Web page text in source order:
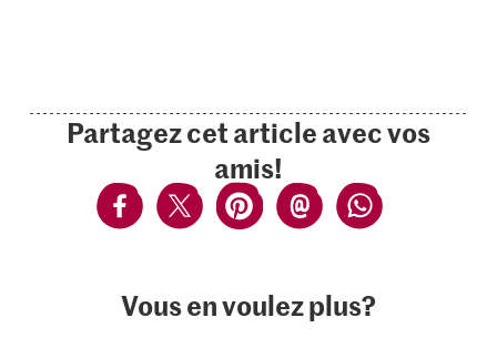
Partagez cet article avec vos
amis!
Vous en voulez plus?